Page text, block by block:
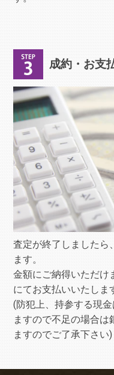
成約・お支
査定が終了しましたら
ます。
金額にご納得いただけ
にてお支払いいたしま
(防犯上、持参する現
ますので不足の場合
ますのでご了承下さい)